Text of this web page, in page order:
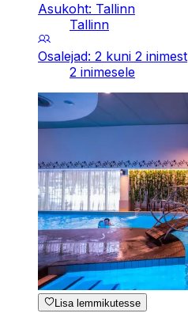
Asukoht: Tallinn
Tallinn
Osalejad: 2 kuni 2 inimest
2 inimesele
Lisa lemmikutesse